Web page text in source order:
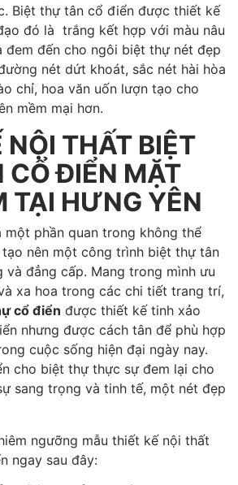
Biệt thự tân cổ điển được thiết kế
đó là trắng kết hợp với màu nâu
đem đến cho ngôi biệt thự nét đẹp
nét dứt khoát, sắc nét hài hòa
chỉ, hoa văn uốn lượn tạo cho
mềm mại hơn.
NỘI THẤT BIỆT
CỔ ĐIỂN MẶT
TẠI HƯNG YÊN
một phần quan trong không thể
nên một công trình biệt thự tân
và đẳng cấp. Mang trong mình ưu
xa hoa trong các chi tiết trang trí,
cổ điển được thiết kế tinh xảo
nhưng được cách tân để phù hợp
cuộc sống hiện đại ngày nay.
cho biệt thự thực sự đem lại cho
sang trọng và tinh tế, một nét đẹp
ngưỡng mẫu thiết kế nội thất
ngay sau đây: